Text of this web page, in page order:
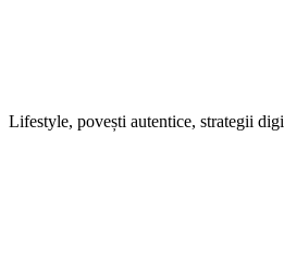
Lifestyle, povești autentice, strategii